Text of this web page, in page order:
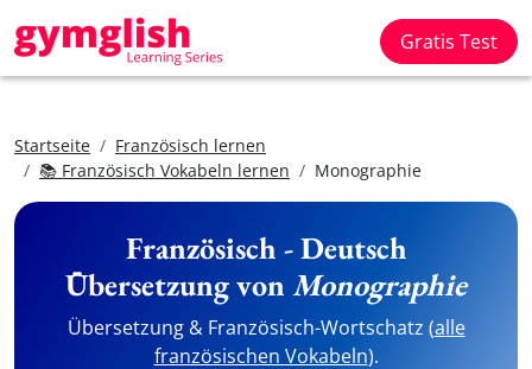
Gratis Test
Startseite
Französisch lernen
📚 Französisch Vokabeln lernen
Monographie
Französisch - Deutsch
Übersetzung vonMonographie
Übersetzung & Französisch-Wortschatz (alle
französischen Vokabeln).